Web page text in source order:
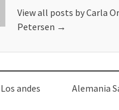
View all posts by Carla
Petersen →
andes
Alemania